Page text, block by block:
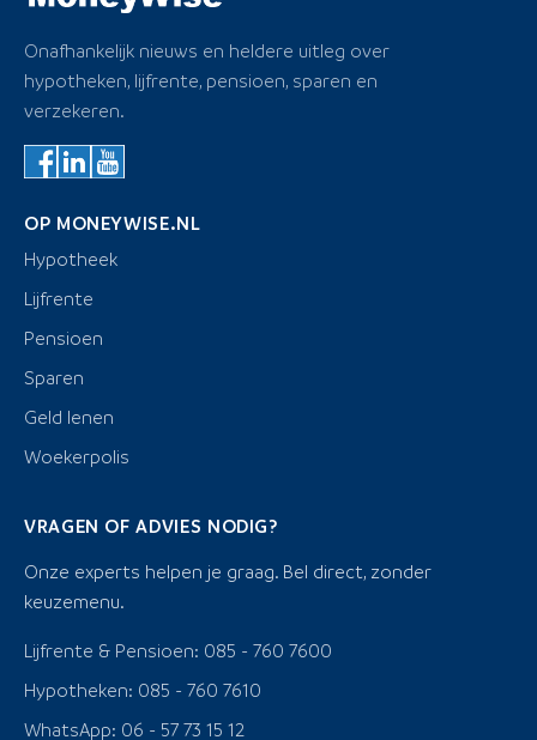
Onafhankelijk nieuws en heldere uitleg over
hypotheken, lijfrente, pensioen, sparen en
verzekeren.
OP MONEYWISE.NL
Hypotheek
Lijfrente
Pensioen
Sparen
Geld lenen
Woekerpolis
VRAGEN OF ADVIES NODIG?
Onze experts helpen je graag. Bel direct, zonder
keuzemenu.
Lijfrente & Pensioen: 085 - 760 7600
Hypotheken: 085 - 760 7610
WhatsApp: 06 - 57 73 15 12